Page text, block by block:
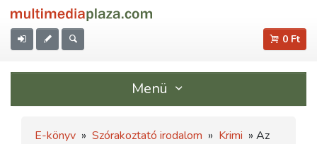
0 Ft
Menü
E-könyv » Szórakoztató irodalom » Krimi » Az